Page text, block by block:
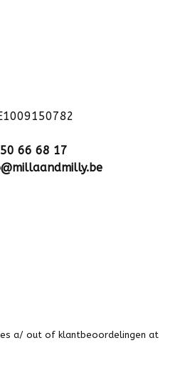
66 68 17
a/ out of klantbeoordelingen at